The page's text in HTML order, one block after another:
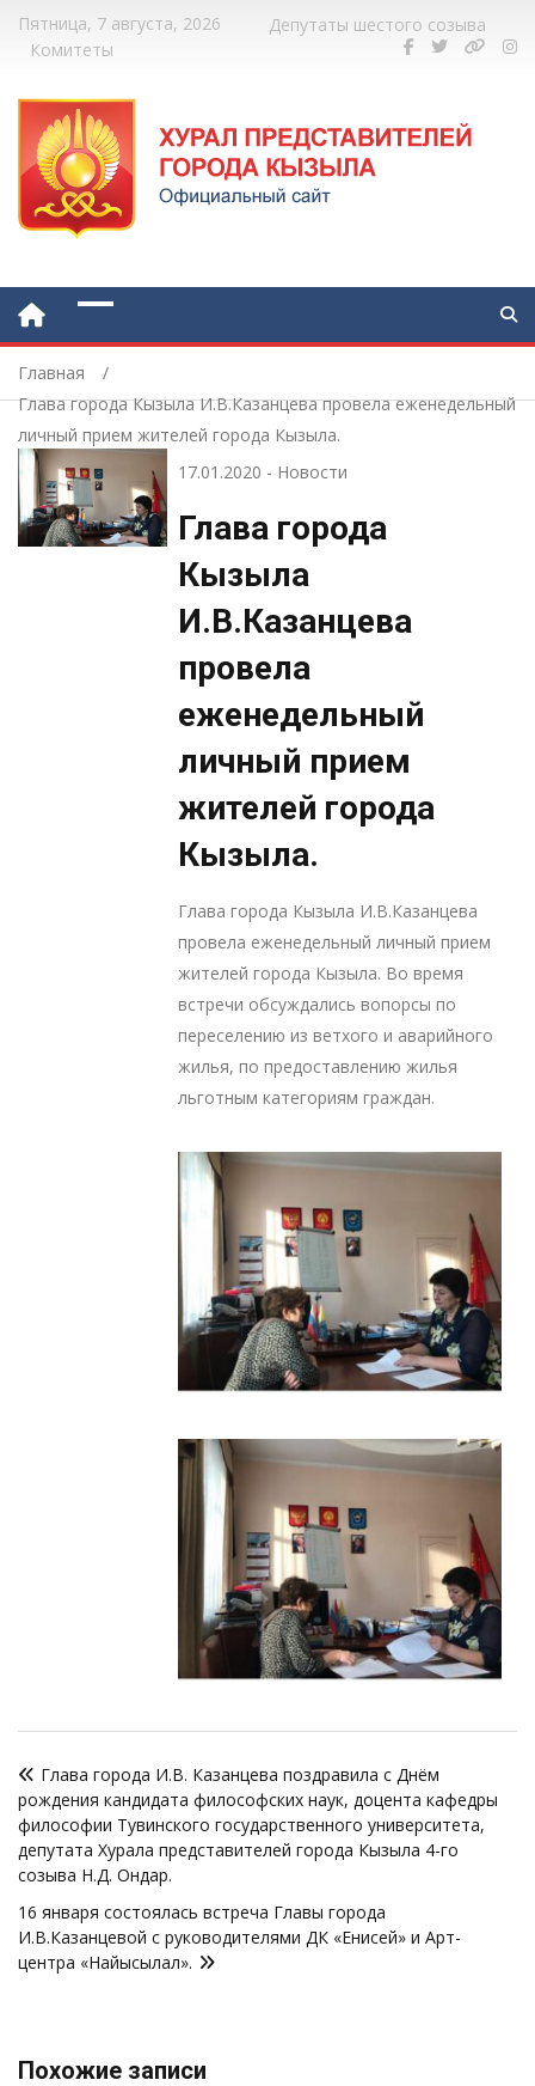
Пятница, 7 августа, 2026
Депутаты шестого созыва
Комитеты
Главная
Глава города Кызыла И.В.Казанцева провела еженедельный
личный прием жителей города Кызыла.
17.01.2020 - Новости
Глава города
Кызыла
И.В.Казанцева
провела
еженедельный
личный прием
жителей города
Кызыла.
Глава города Кызыла И.В.Казанцева
провела еженедельный личный прием
жителей города Кызыла. Во время
встречи обсуждались вопорсы по
переселению из ветхого и аварийного
жилья, по предоставлению жилья
льготным категориям граждан.
по
записям
Глава города И.В. Казанцева поздравила с Днём
рождения кандидата философских наук, доцента кафедры
философии Тувинского государственного университета,
депутата Хурала представителей города Кызыла 4-го
созыва Н.Д. Ондар.
16 января состоялась встреча Главы города
И.В.Казанцевой с руководителями ДК «Енисей» и Арт-
центра «Найысылал».
Похожие записи